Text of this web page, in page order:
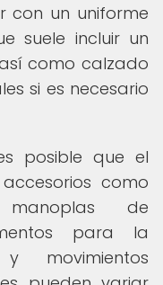
con un uniforme
suele incluir un
como calzado
si es necesario
posible que el
como
de
para la
movimientos